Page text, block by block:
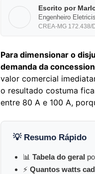
Escrito por
Engenheiro
CREA-MG
Para dimensionar o
demanda da
valor comercial
o resultado costuma
entre 80 A e 100 A,
💡 Resumo Rápido
📊Tabela do geral
⚡Quantos watts